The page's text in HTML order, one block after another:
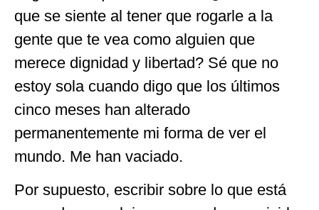
que se siente al tener que rogarle a la
gente que te vea como alguien que
merece dignidad y libertad? Sé que no
estoy sola cuando digo que los últimos
cinco meses han alterado
permanentemente mi forma de ver el
mundo. Me han vaciado.
Por supuesto, escribir sobre lo que está